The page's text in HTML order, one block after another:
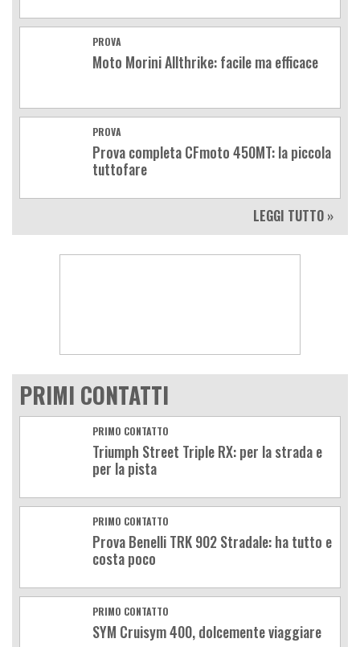
PROVA
Moto Morini Allthrike: facile ma efficace
PROVA
Prova completa CFmoto 450MT: la piccola
tuttofare
LEGGI TUTTO »
PRIMI CONTATTI
PRIMO CONTATTO
Triumph Street Triple RX: per la strada e
per la pista
PRIMO CONTATTO
Prova Benelli TRK 902 Stradale: ha tutto e
costa poco
PRIMO CONTATTO
SYM Cruisym 400, dolcemente viaggiare